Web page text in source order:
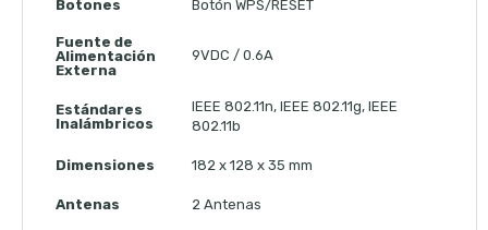
Botones Botón WPS/RESET
Fuente de
Alimentación
Externa
9VDC / 0.6A
Estándares
Inalámbricos
IEEE 802.11n, IEEE 802.11g, IEEE
802.11b
Dimensiones 182 x 128 x 35 mm
Antenas 2 Antenas